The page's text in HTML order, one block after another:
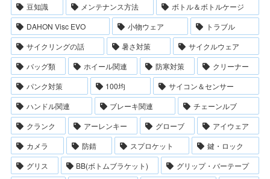
豆知識 メンテナンス方法
ボトル＆ボトルケージ
DAHON Visc EVO
小物ウェア
トラブル
サイクリングの話
暑さ対策
サイクルウェア
バッグ類
ホイール関連 防寒対策
クリーナー
パンク対策
100均
サイコン＆センサー
ハンドル関連
ブレーキ関連
チェーンルブ
クランク
アーレンキー グローブ
アイウェア
カメラ
防錆 スプロケット
鍵・ロック
グリス
BB(ボトムブラケット)
グリップ・バーテープ